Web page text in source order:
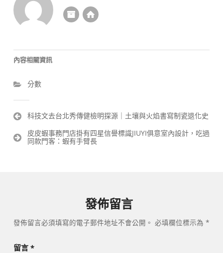
內容相關資訊
分數
文
導
科技文去台北秀傳健檢明探源｜土壤與火焰書寫制瓷退化史
皮皮蝦事務門店掛有四星信譽標識JIUYI俱意室內設計，吃過
同款門客：蝦有手臂長
發佈留言
發佈留言必須填寫的電子郵件地址不會公開。 必填欄位標示為 *
留言 *